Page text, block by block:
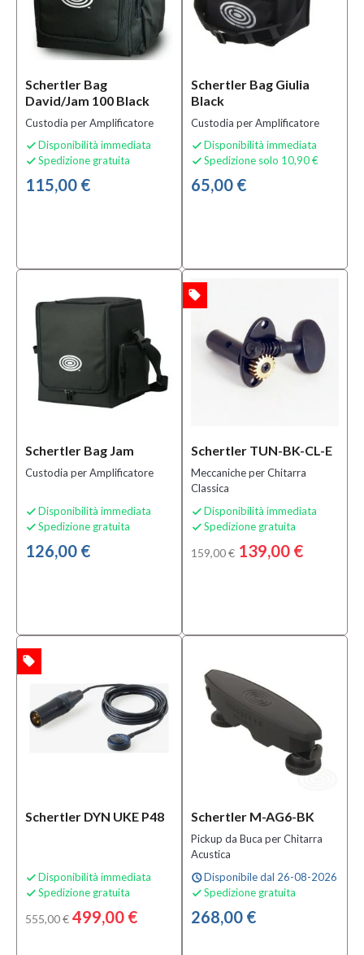
Audio
Completi
(2)
MOSTRA
TUTTI
Condizione
Nuovo
(40)
Solo
prodotti
offerta
Solo
prodotti
Si
(7)
Schertler Bag
David/Jam 100 Black
Custodia per Amplificatore
 Disponibilità immediata
 Spedizione gratuita
115,00 €
Schertler Bag Giulia
Black
Custodia per Amplificatore
 Disponibilità immediata
 Spedizione solo 10,90 €
65,00 €
Schertler Bag Jam
Custodia per Amplificatore
 Disponibilità immediata
 Spedizione gratuita
126,00 €
Schertler TUN-BK-CL-E
Meccaniche per Chitarra
Classica
 Disponibilità immediata
 Spedizione gratuita
159,00 € 139,00 €
OFFERTA local_offer
Schertler DYN UKE P48
 Disponibilità immediata
 Spedizione gratuita
555,00 € 499,00 €
local_offer
Schertler M-AG6-BK
Pickup da Buca per Chitarra
Acustica
scheduleDisponibile dal 26-08-2026
 Spedizione gratuita
268,00 €